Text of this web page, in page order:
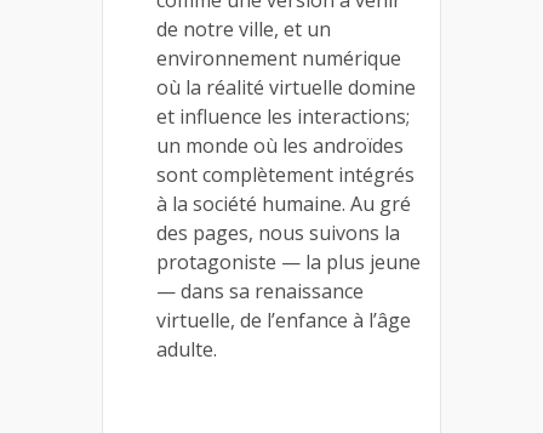
de notre ville, et un
environnement numérique
où la réalité virtuelle domine
et influence les interactions;
un monde où les androïdes
sont complètement intégrés
à la société humaine. Au gré
des pages, nous suivons la
protagoniste — la plus jeune
— dans sa renaissance
virtuelle, de l’enfance à l’âge
adulte.